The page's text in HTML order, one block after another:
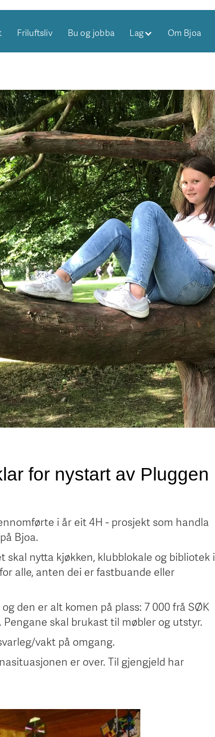
Friluftsliv Bu og jobba Lag Om Bjoa
for nystart av Pluggen
i år eit 4H - prosjekt som handla
Bjoa.
skal nytta kjøkken, klubblokale og bibliotek i
alle, anten dei er fastbuande eller
den er alt komen på plass: 7 000 frå SØK
skal brukast til møbler og utstyr.
vakt på omgang.
er over. Til gjengjeld har